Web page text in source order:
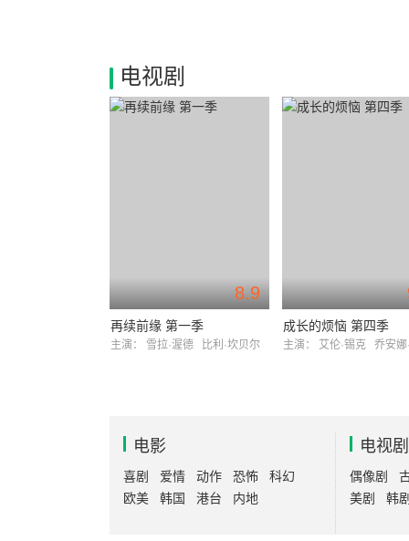
电视剧
8.9
再续前缘 第一季
主演： 雪拉·渥德 比利·坎贝尔
成长的烦恼 第四季
主演： 艾伦·锡克 乔安娜·
电影
喜剧 爱情 动作 恐怖
科幻
欧美
韩国 港台 内地
电视剧
偶像剧
美剧
韩